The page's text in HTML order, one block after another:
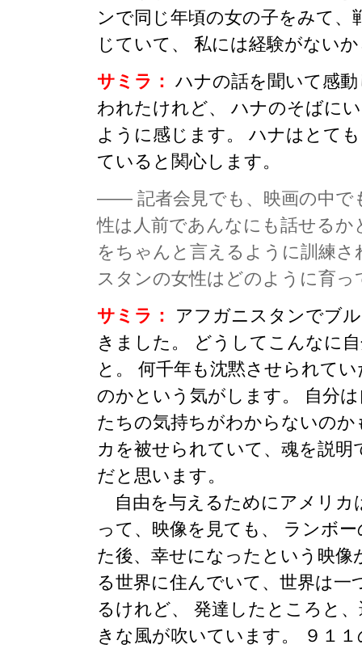
ンで同じ年頃の女の子をみて
じていて、 私には経験がない
サミラ： ハナの話を聞いて感
われたけれど、 ハナのそばに
ように感じます。 ハナはとて
ていると関心します。
—— 記者会見でも、映画の中で
性は人前であんなにも話せる
をちゃんと言えるように訓練
スタンの女性はどのように育
サミラ：
アフガニスタンでブ
きました。 どうしてこんなに
と。 何千年も沈黙させられて
のかという気がします。 自分
たちの気持ちがわからないの
カを被せられていて、魂を説
だと思います。
自由を与えるためにアメリカ
って、映像を見ても、 ランボ
た後、幸せになったという映
る世界に住んでいて、世界は
るけれど、 発達したところと
きな風が吹いています。 ９１